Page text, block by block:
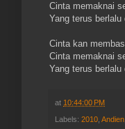
Cinta memaknai
Yang terus
Cinta kan
Cinta memaknai
Yang terus
at 10:44:00 PM
Labels: 2010, Andien